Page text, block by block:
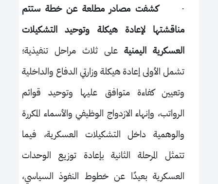
·كشفت مصادر مطلعة عن خطة ستتم
مناقشتها لإعادة هيكلة وتوحيد التشكيلات
العسكرية اليمنية على ثلاث مراحل تنفيذية؛
تشمل الأولى إعادة هيكلة وزارتي الدفاع والداخلية
وتعيين كفاءة متوافق عليها وتوحيد قوائم
الرواتب، وإنهاء الازدواج الوظيفي والأسماء المكررة
والوهمية داخل التشكيلات العسكرية، فيما
تتمثل المرحلة الثانية بإعادة توزيع الوحدات
العسكرية بعيدًا عن خطوط النفوذ السياسي،